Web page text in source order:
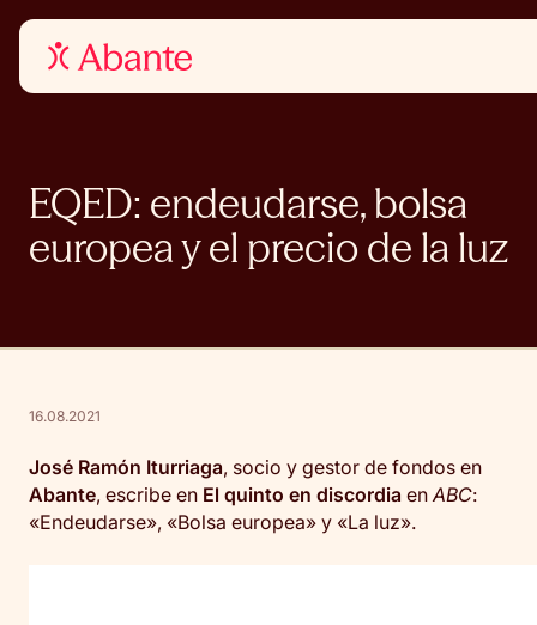
EQED: endeudarse, bolsa
europea y el precio de la luz
16.08.2021
José Ramón Iturriaga, socio y gestor de fondos en
Abante, escribe en El quinto en discordia enABC:
«Endeudarse», «Bolsa europea» y «La luz».